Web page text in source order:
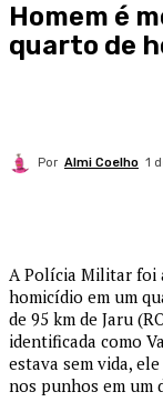
Homem é
quarto de
Por Almi Coelho 1
A Polícia Militar foi
homicídio em um
de 95 km de Jaru
identificada como
estava sem vida,
nos punhos em um